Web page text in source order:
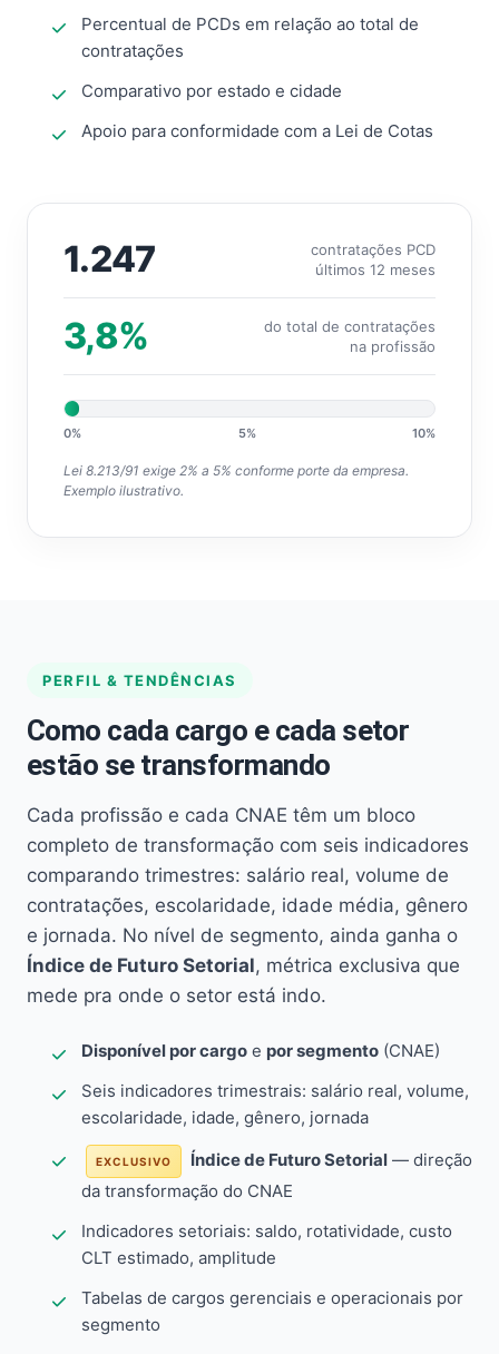
Percentual de PCDs em relação ao total de
contratações
Comparativo por estado e cidade
Apoio para conformidade com a Lei de Cotas
1.247
contratações PCD
últimos 12 meses
3,8%
do total de contratações
na profissão
0% 5% 10%
Lei 8.213/91 exige 2% a 5% conforme porte da empresa.
Exemplo ilustrativo.
PERFIL & TENDÊNCIAS
Como cada cargo e cada setor
estão se transformando
Cada profissão e cada CNAE têm um bloco
completo de transformação com seis indicadores
comparando trimestres: salário real, volume de
contratações, escolaridade, idade média, gênero
e jornada. No nível de segmento, ainda ganha o
Índice de Futuro Setorial, métrica exclusiva que
mede pra onde o setor está indo.
Disponível por cargo e por segmento (CNAE)
Seis indicadores trimestrais: salário real, volume,
escolaridade, idade, gênero, jornada
EXCLUSIVO Índice de Futuro Setorial — direção
da transformação do CNAE
Indicadores setoriais: saldo, rotatividade, custo
CLT estimado, amplitude
Tabelas de cargos gerenciais e operacionais por
segmento